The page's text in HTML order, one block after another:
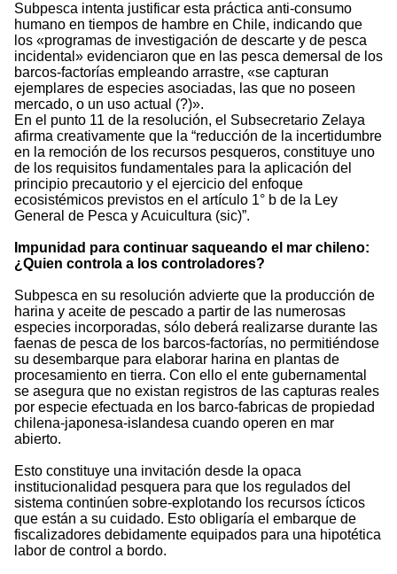
Subpesca intenta justificar esta práctica anti-consumo
humano en tiempos de hambre en Chile, indicando que
los «programas de investigación de descarte y de pesca
incidental» evidenciaron que en las pesca demersal de los
barcos-factorías empleando arrastre, «se capturan
ejemplares de especies asociadas, las que no poseen
mercado, o un uso actual (?)».
En el punto 11 de la resolución, el Subsecretario Zelaya
afirma creativamente que la “reducción de la incertidumbre
en la remoción de los recursos pesqueros, constituye uno
de los requisitos fundamentales para la aplicación del
principio precautorio y el ejercicio del enfoque
ecosistémicos previstos en el artículo 1° b de la Ley
General de Pesca y Acuicultura (sic)”.
Impunidad para continuar saqueando el mar chileno:
¿Quien controla a los controladores?
Subpesca en su resolución advierte que la producción de
harina y aceite de pescado a partir de las numerosas
especies incorporadas, sólo deberá realizarse durante las
faenas de pesca de los barcos-factorías, no permitiéndose
su desembarque para elaborar harina en plantas de
procesamiento en tierra. Con ello el ente gubernamental
se asegura que no existan registros de las capturas reales
por especie efectuada en los barco-fabricas de propiedad
chilena-japonesa-islandesa cuando operen en mar
abierto.
Esto constituye una invitación desde la opaca
institucionalidad pesquera para que los regulados del
sistema continúen sobre-explotando los recursos ícticos
que están a su cuidado. Esto obligaría el embarque de
fiscalizadores debidamente equipados para una hipotética
labor de control a bordo.